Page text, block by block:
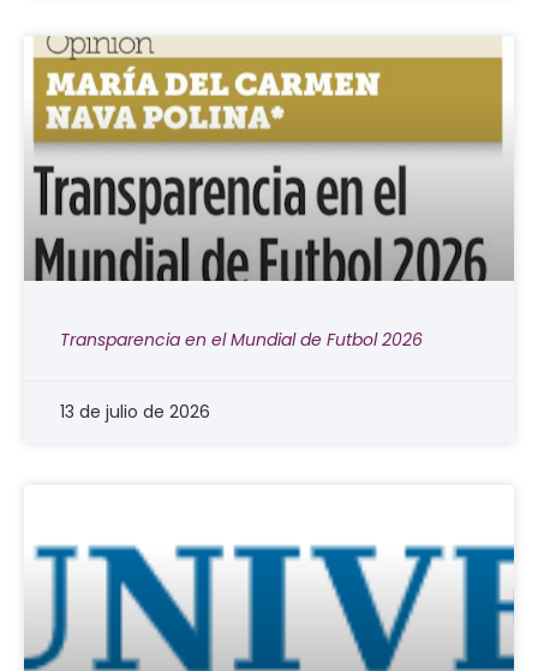
Transparencia en el Mundial de Futbol 2026
13 de julio de 2026